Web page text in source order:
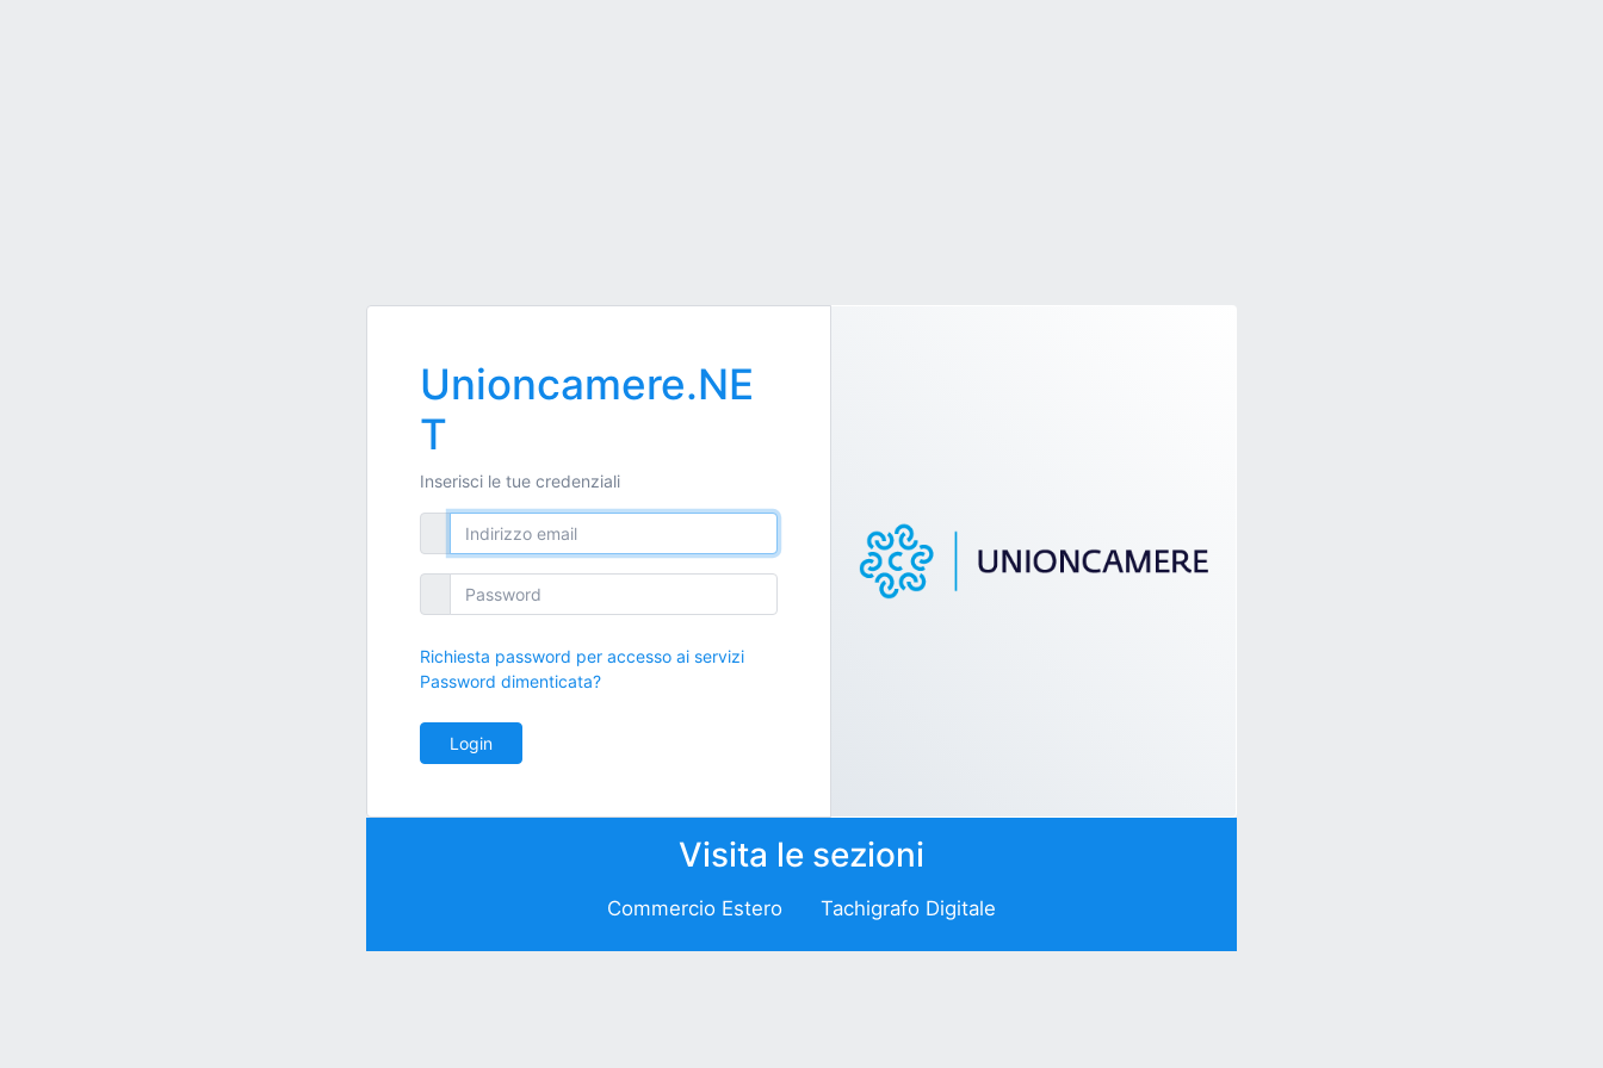
Unioncamere.NE
T
Inserisci le tue credenziali
Richiesta password per accesso ai servizi
Password dimenticata?
Login
Visita le sezioni
Commercio Estero Tachigrafo Digitale